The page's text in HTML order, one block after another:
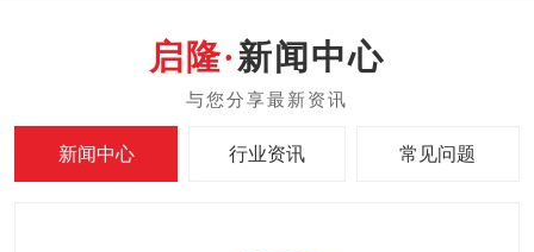
新闻中心
新闻中心 行业资讯 常见问题